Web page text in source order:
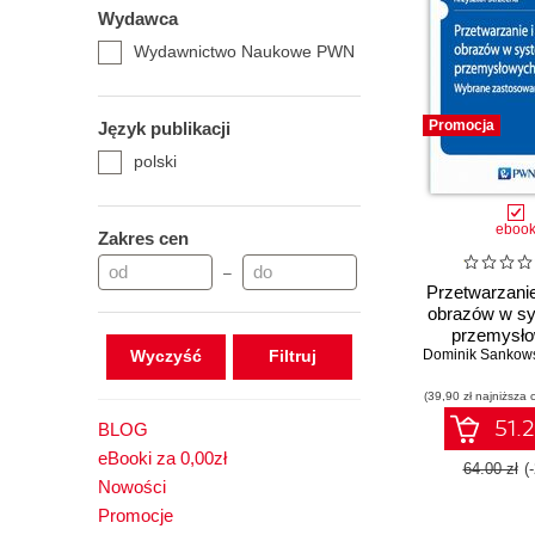
Wydawca
Wydawnictwo Naukowe PWN
Język publikacji
polski
Zakres cen
–
Wyczyść
BLOG
eBooki za 0,00zł
Nowości
Promocje
Promocja
ebook
obrazów w
Wybrane
Dominik
(39,90 zł najniższa
64.00 zł